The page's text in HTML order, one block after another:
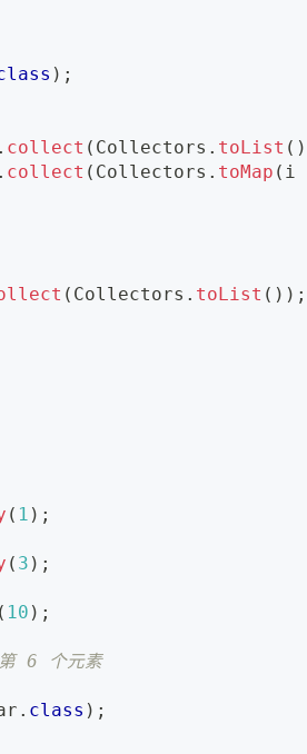
) ;
. collect ( Collectors . toList ( )
. collect ( Collectors . toMap ( i
( Collectors . toList ( ) ) ;
( 1 ) ;
( 3 ) ;
( 10 ) ;
6 个元素
. class ) ;